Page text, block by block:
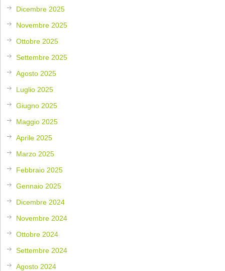
Dicembre 2025
Novembre 2025
Ottobre 2025
Settembre 2025
Agosto 2025
Luglio 2025
Giugno 2025
Maggio 2025
Aprile 2025
Marzo 2025
Febbraio 2025
Gennaio 2025
Dicembre 2024
Novembre 2024
Ottobre 2024
Settembre 2024
Agosto 2024